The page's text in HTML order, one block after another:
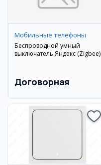
Мобильные телефоны
Беспроводной умный
выключатель Яндекс (Zigbee)
Договорная